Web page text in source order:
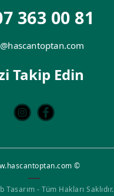
363 00 81
Takip Edin
©
Tasarım - Tüm Hakları Saklıdır.